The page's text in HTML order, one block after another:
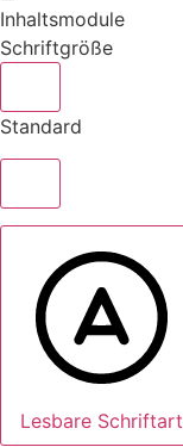
Inhaltsmodule
Schriftgröße
Standard
Lesbare Schriftart